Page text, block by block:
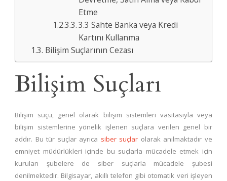
Etme
3.3 Sahte Banka veya Kredi
Kartını Kullanma
Bilişim Suçlarının Cezası
Bilişim Suçları
Bilişim suçu, genel olarak bilişim sistemleri vasıtasıyla veya
bilişim sistemlerine yönelik işlenen suçlara verilen genel bir
addır. Bu tür suçlar ayrıca siber suçlar olarak anılmaktadır ve
emniyet müdürlükleri içinde bu suçlarla mücadele etmek için
kurulan şubelere de siber suçlarla mücadele şubesi
denilmektedir. Bilgisayar, akıllı telefon gibi otomatik veri işleyen